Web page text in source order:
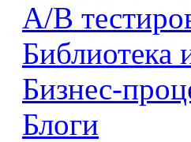
А/В
Библиотека
Бизнес-
Блоги